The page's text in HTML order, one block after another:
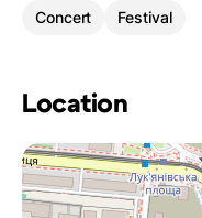
Concert Festival
Location